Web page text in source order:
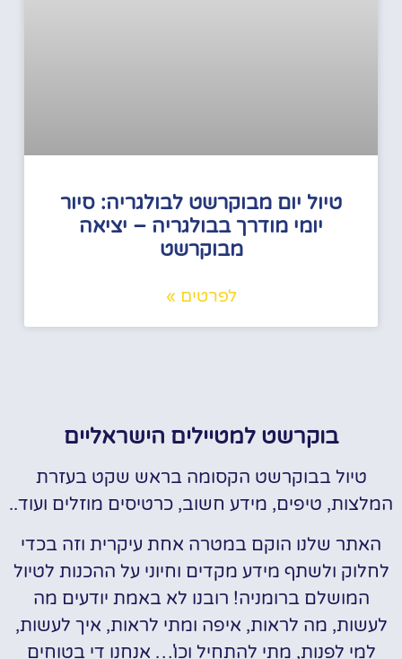
טיול יום מבוקרשט לבולגריה: סיור
יומי מודרך בבולגריה – יציאה
מבוקרשט
לפרטים »
בוקרשט למטיילים הישראליים
טיול בבוקרשט הקסומה בראש שקט בעזרת
המלצות, טיפים, מידע חשוב, כרטיסים מוזלים ועוד..
האתר שלנו הוקם במטרה אחת עיקרית וזה בכדי
לחלוק ולשתף מידע מקדים וחיוני על ההכנות לטיול
המושלם ברומניה! רובנו לא באמת יודעים מה
לעשות, מה לראות, איפה ומתי לראות, איך לעשות,
למי לפנות, מתי להתחיל וכו'… אנחנו די בטוחים